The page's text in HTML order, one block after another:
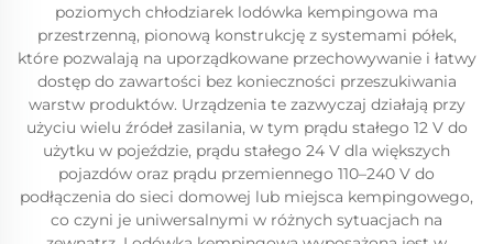
poziomych chłodziarek lodówka kempingowa ma
przestrzenną, pionową konstrukcję z systemami półek,
które pozwalają na uporządkowane przechowywanie i łatwy
dostęp do zawartości bez konieczności przeszukiwania
warstw produktów. Urządzenia te zazwyczaj działają przy
użyciu wielu źródeł zasilania, w tym prądu stałego 12 V do
użytku w pojeździe, prądu stałego 24 V dla większych
pojazdów oraz prądu przemiennego 110–240 V do
podłączenia do sieci domowej lub miejsca kempingowego,
co czyni je uniwersalnymi w różnych sytuacjach na